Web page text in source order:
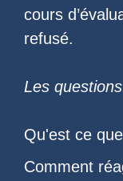
cours
refusé.
Les
Qu'est ce
Comment